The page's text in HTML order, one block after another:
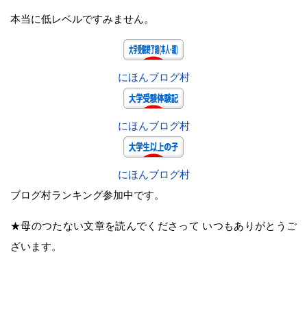
本当に低レベルですみません。
にほんブログ村
にほんブログ村
にほんブログ村
ブログ村ランキング参加中です。
★母のつたない文章を読んでくださって いつもありがとうご
ざいます。